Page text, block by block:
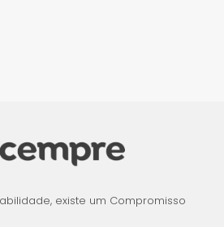
existe um Compromisso